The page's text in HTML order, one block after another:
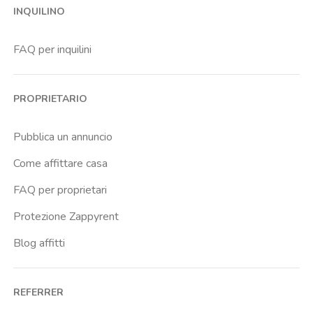
Cenisia
Don Bosco
Escp Business School
Istituto Europeo Del Design
Lucento
INQUILINO
FAQ per inquilini
PROPRIETARIO
Pubblica un annuncio
Come affittare casa
FAQ per proprietari
Protezione Zappyrent
Blog affitti
REFERRER